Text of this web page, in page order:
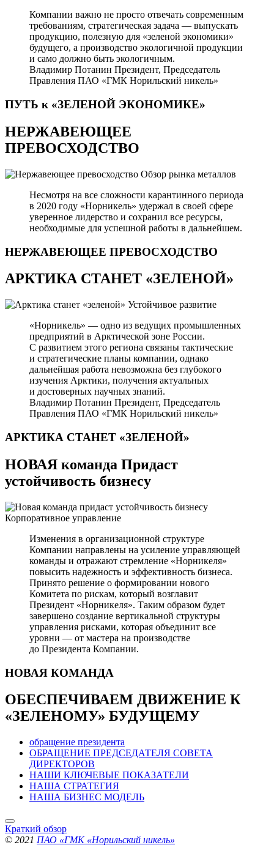
Компании важно не просто отвечать современным
требованиям, стратегическая задача — выпускать
продукцию, полезную для «зеленой экономики»
будущего, а производство экологичной продукции
и само должно быть экологичным.
Владимир Потанин Президент, Председатель
Правления ПАО «ГМК Норильский никель»
ПУТЬ к «ЗЕЛЕНОЙ ЭКОНОМИКЕ»
НЕРЖАВЕЮЩЕЕ
ПРЕВОСХОДСТВО
Обзор рынка металлов
Несмотря на все сложности карантинного периода
в 2020 году «Норникель» удержал в своей сфере
уверенное лидерство и сохранил все ресурсы,
необходимые для успешной работы в дальнейшем.
НЕРЖАВЕЮЩЕЕ ПРЕВОСХОДСТВО
АРКТИКА СТАНЕТ «ЗЕЛЕНОЙ»
Устойчивое развитие
«Норникель» — одно из ведущих промышленных
предприятий в Арктической зоне России.
С развитием этого региона связаны тактические
и стратегические планы компании, однако
дальнейшая работа невозможна без глубокого
изучения Арктики, получения актуальных
и достоверных научных знаний.
Владимир Потанин Президент, Председатель
Правления ПАО «ГМК Норильский никель»
АРКТИКА СТАНЕТ «ЗЕЛЕНОЙ»
НОВАЯ команда Придаст
устойчивость бизнесу
Корпоративное управление
Изменения в организационной структуре
Компании направлены на усиление управляющей
команды и отражают стремление «Норникеля»
повысить надежность и эффективность бизнеса.
Принято решение о формировании нового
Комитета по рискам, который возглавит
Президент «Норникеля». Таким образом будет
завершено создание вертикальной структуры
управления рисками, которая объединит все
уровни — от мастера на производстве
до Президента Компании.
НОВАЯ КОМАНДА
ОБЕСПЕЧИВАЕМ ДВИЖЕНИЕ К
«ЗЕЛЕНОМУ» БУДУЩЕМУ
обращение президента
ОБРАЩЕНИЕ ПРЕДСЕДАТЕЛЯ СОВЕТА
ДИРЕКТОРОВ
НАШИ КЛЮЧЕВЫЕ ПОКАЗАТЕЛИ
НАША СТРАТЕГИЯ
НАША БИЗНЕС МОДЕЛЬ
Краткий обзор
© 2021 ПАО «ГМК «Норильский никель»